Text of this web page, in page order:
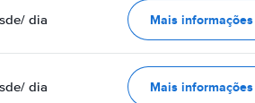
/ dia Mais informações
/ dia Mais informações